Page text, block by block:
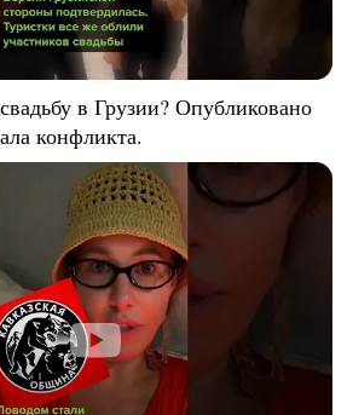
в Грузии? Опубликовано
конфликта.